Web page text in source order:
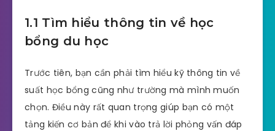
1.1 Tìm hiểu thông tin về học
bổng du học
Trước tiên, bạn cần phải tìm hiểu kỹ thông tin về
suất học bổng cũng như trường mà mình muốn
chọn. Điều này rất quan trọng giúp bạn có một
tảng kiến cơ bản để khi vào trả lời phỏng vấn đáp